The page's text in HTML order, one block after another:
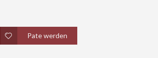
Pate werden